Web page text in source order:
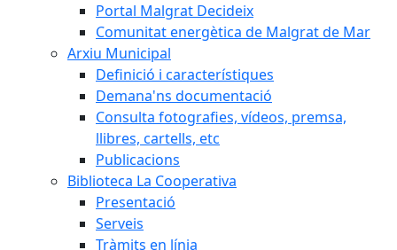
Portal Malgrat Decideix
Comunitat energètica de Malgrat de Mar
Arxiu Municipal
Definició i característiques
Demana'ns documentació
Consulta fotografies, vídeos, premsa,
llibres, cartells, etc
Publicacions
Biblioteca La Cooperativa
Presentació
Serveis
Tràmits en línia